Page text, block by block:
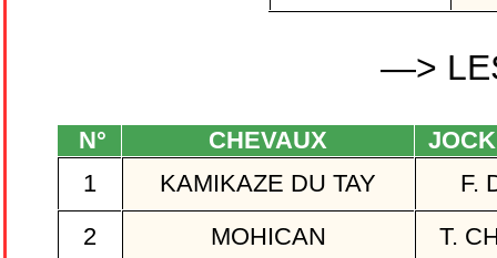
—>
N° CHEVAUX
1
KAMIKAZE DU TAY
F.
2
MOHICAN
T.